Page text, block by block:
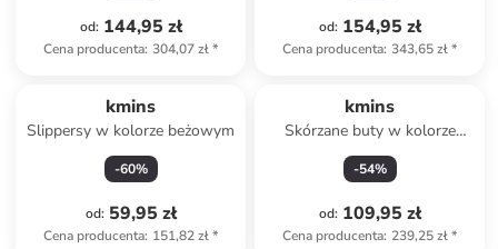
od: 144,95 zł
Cena producenta: 304,07 zł*
od: 154,95 zł
Cena producenta: 343,65 zł*
kmins
Slippersy w kolorze beżowym
-60%
od: 59,95 zł
Cena producenta: 151,82 zł*
kmins
Skórzane buty w kolorze
białym ze wzorem do
chodzenia na boso
-54%
od: 109,95 zł
Cena producenta: 239,25 zł*